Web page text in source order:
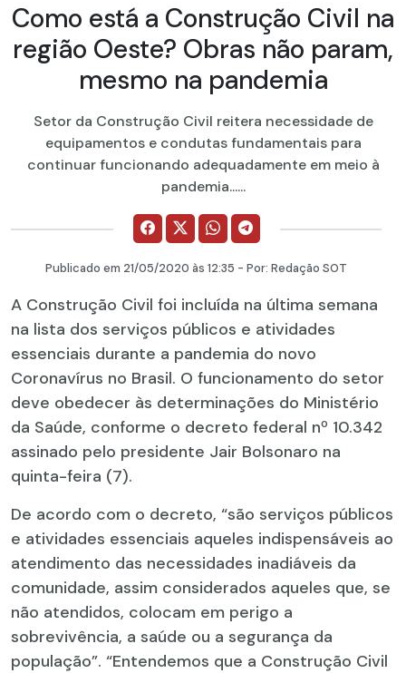
Como está a Construção Civil na
região Oeste? Obras não param,
mesmo na pandemia
Setor da Construção Civil reitera necessidade de
equipamentos e condutas fundamentais para
continuar funcionando adequadamente em meio à
pandemia......
Publicado em 21/05/2020 às 12:35 - Por: Redação SOT
A Construção Civil foi incluída na última semana
na lista dos serviços públicos e atividades
essenciais durante a pandemia do novo
Coronavírus no Brasil. O funcionamento do setor
deve obedecer às determinações do Ministério
da Saúde, conforme o decreto federal nº 10.342
assinado pelo presidente Jair Bolsonaro na
quinta-feira (7).
De acordo com o decreto, “são serviços públicos
e atividades essenciais aqueles indispensáveis ao
atendimento das necessidades inadiáveis da
comunidade, assim considerados aqueles que, se
não atendidos, colocam em perigo a
sobrevivência, a saúde ou a segurança da
população”. “Entendemos que a Construção Civil